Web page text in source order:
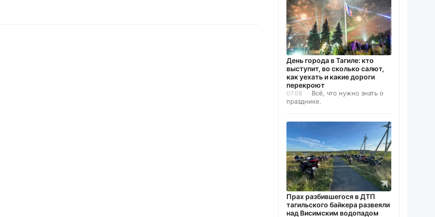
День города в Тагиле: кто
выступит, во сколько салют,
как уехать и какие дороги
перекроют
07.08
Всё, что нужно знать о
празднике.
Прах разбившегося в ДТП
тагильского байкера развеяли
над Висимским водопадом